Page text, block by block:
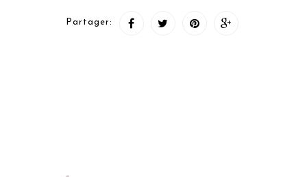
Partager: